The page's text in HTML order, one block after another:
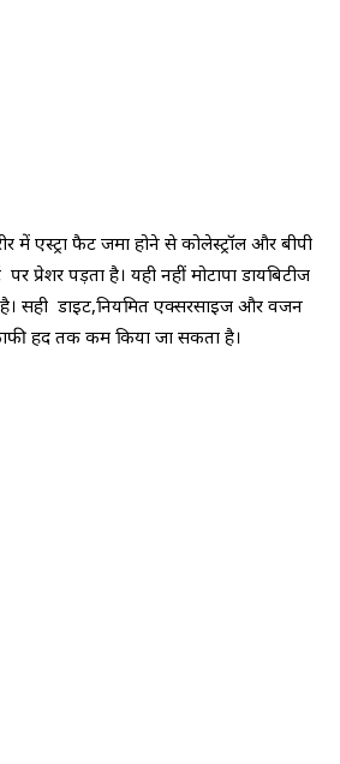
में एस्ट्रा फैट जमा होने से कोलेस्ट्रॉल और बीपी
प्रेशर पड़ता है। यही नहीं मोटापा डायबिटीज
सही डाइट,नियमित एक्सरसाइज और वजन
हद तक कम किया जा सकता है।